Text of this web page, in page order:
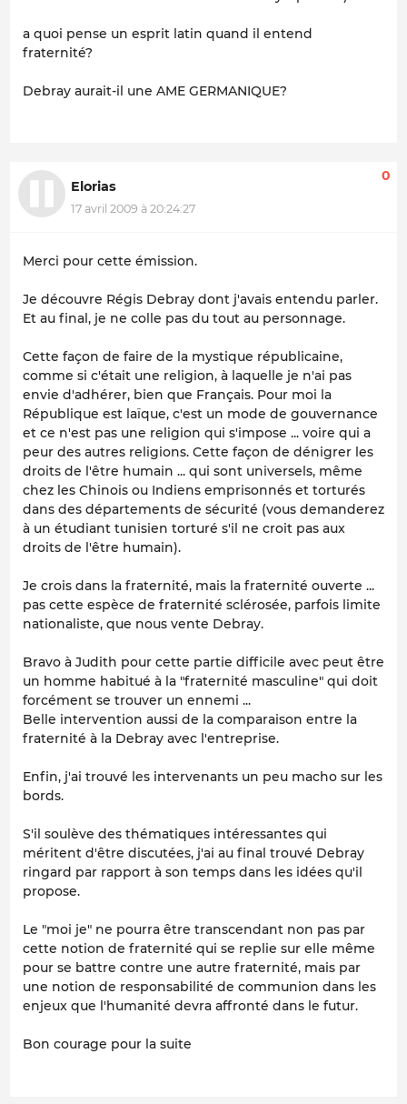
a quoi pense un esprit latin quand il entend
fraternité?
Debray aurait-il une AME GERMANIQUE?
Elorias
17 avril 2009 à 20:24:27
0
Merci pour cette émission.
Je découvre Régis Debray dont j'avais entendu parler.
Et au final, je ne colle pas du tout au personnage.
Cette façon de faire de la mystique républicaine,
comme si c'était une religion, à laquelle je n'ai pas
envie d'adhérer, bien que Français. Pour moi la
République est laïque, c'est un mode de gouvernance
et ce n'est pas une religion qui s'impose ... voire qui a
peur des autres religions. Cette façon de dénigrer les
droits de l'être humain ... qui sont universels, même
chez les Chinois ou Indiens emprisonnés et torturés
dans des départements de sécurité (vous demanderez
à un étudiant tunisien torturé s'il ne croit pas aux
droits de l'être humain).
Je crois dans la fraternité, mais la fraternité ouverte ...
pas cette espèce de fraternité sclérosée, parfois limite
nationaliste, que nous vente Debray.
Bravo à Judith pour cette partie difficile avec peut être
un homme habitué à la "fraternité masculine" qui doit
forcément se trouver un ennemi ...
Belle intervention aussi de la comparaison entre la
fraternité à la Debray avec l'entreprise.
Enfin, j'ai trouvé les intervenants un peu macho sur les
bords.
S'il soulève des thématiques intéressantes qui
méritent d'être discutées, j'ai au final trouvé Debray
ringard par rapport à son temps dans les idées qu'il
propose.
Le "moi je" ne pourra être transcendant non pas par
cette notion de fraternité qui se replie sur elle même
pour se battre contre une autre fraternité, mais par
une notion de responsabilité de communion dans les
enjeux que l'humanité devra affronté dans le futur.
Bon courage pour la suite